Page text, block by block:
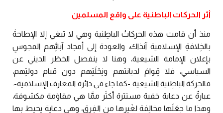
أثر الحركات الباطنية على واقع المسلمين
منذ أن قامت هذه الحركاتُ الباطِنية وهي لا تبغي إلا الإطاحةَ
بالخِلافةِ الإسلامية آنذاك، والعودة إلى أمجاد آبائِهم المجوسِ
بإعلان الإمامة الشيعية، وهنا لا ينفصل الخطَر الديني عن
السياسي، فلا قِوامَ لديانتهم ونِحْلَتِهم دون قيام دولتِهم،
فالحركة الباطِنية الشيعية -كما جاء في دائرة المعارف الإسلامية-:
عبارةٌ عن دعاية خفية مستترة أكثَر ممَّا هي مقاوَمة مكشوفة،
وهذا ما جعَلَها مخالِفة لغَيرِها من الفِرق، وهي دعاية يحيط بها